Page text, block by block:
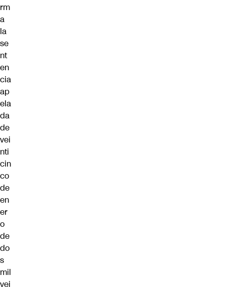
rm
a
la
se
nt
en
cia
ap
ela
da
de
vei
nti
cin
co
de
en
er
o
de
do
s
mil
vei